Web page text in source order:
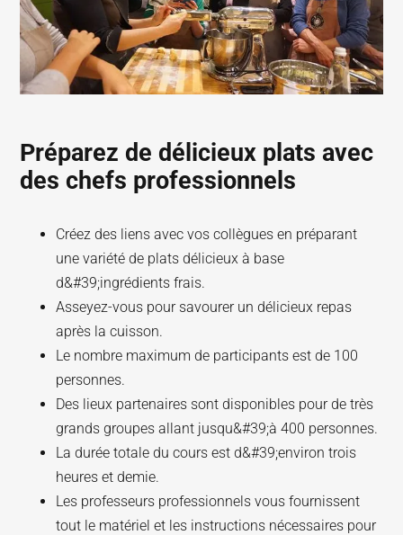
Préparez de délicieux plats avec
des chefs professionnels
Créez des liens avec vos collègues en préparant
une variété de plats délicieux à base
d&#39;ingrédients frais.
Asseyez-vous pour savourer un délicieux repas
après la cuisson.
Le nombre maximum de participants est de 100
personnes.
Des lieux partenaires sont disponibles pour de très
grands groupes allant jusqu&#39;à 400 personnes.
La durée totale du cours est d&#39;environ trois
heures et demie.
Les professeurs professionnels vous fournissent
tout le matériel et les instructions nécessaires pour